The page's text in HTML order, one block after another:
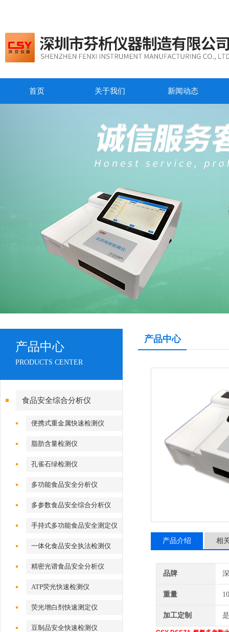
首页 关于我们 新闻动态
产品中心
PRODUCTS CENTER
食品安全综合分析仪
便携式重金属快速检测仪
脂肪含量检测仪
孔雀石绿检测仪
多功能食品安全分析仪
多参数食品安全综合分析仪
手持式多功能食品安全测定仪
一体化食品安全执法检测仪
精密光谱食品安全分析仪
ATP荧光快速检测仪
荧光增白剂快速测定仪
豆制品安全快速检测仪
产品中心
产品介绍 相
品牌
重量
加工定制 是